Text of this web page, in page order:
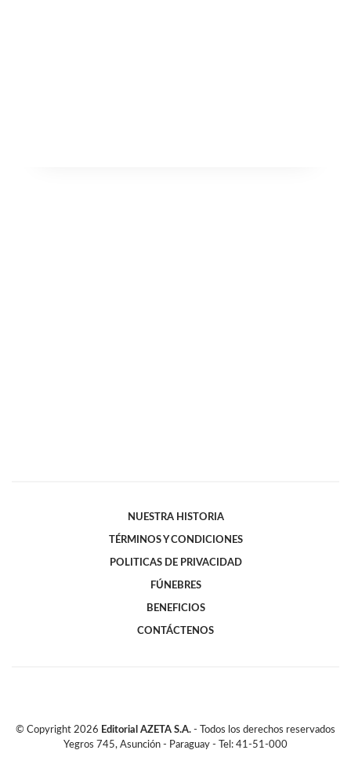
NUESTRA HISTORIA
TÉRMINOS Y CONDICIONES
POLITICAS DE PRIVACIDAD
FÚNEBRES
BENEFICIOS
CONTÁCTENOS
© Copyright 2026 Editorial AZETA S.A. - Todos los derechos reservados
Yegros 745, Asunción - Paraguay - Tel: 41-51-000